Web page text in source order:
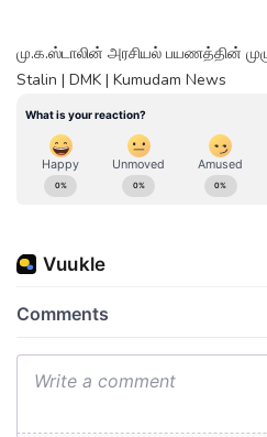
மு.க.ஸ்டாலின் அரசியல் பயணத்தின்
Stalin | DMK | Kumudam News